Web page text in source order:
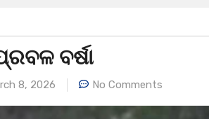
ବର୍ଷା
8, 2026 No Comments